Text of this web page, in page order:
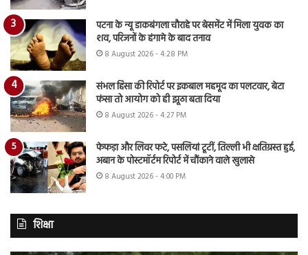
पटना के न्यू डाकबंगला चौराहे पर बेसमेंट में मिला युवक का
शव, परिजनों के हंगामे के बाद तनाव
8 August 2026 - 4:28 PM
संभल हिंसा की रिपोर्ट पर इकबाल महमूद का पलटवार, बेटा
फंसा तो आयोग को ही झूठा बता दिया
8 August 2026 - 4:27 PM
फेफड़ा और लिवर फटे, पसलियां टूटीं, तिल्ली भी क्षतिग्रस्त हुई,
अबान के पोस्टमॉर्टम रिपोर्ट में चौंकाने वाले खुलासे
8 August 2026 - 4:00 PM
शिक्षा